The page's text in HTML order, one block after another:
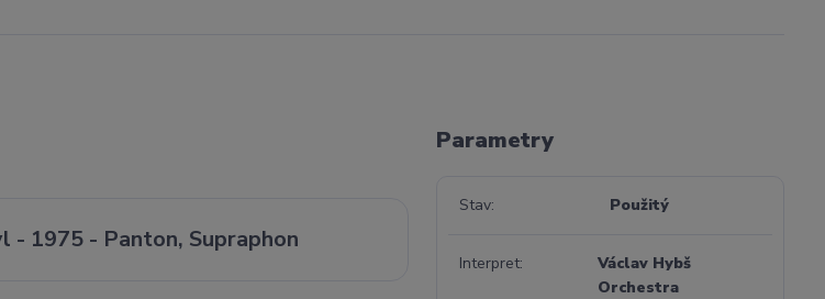
- 1975 - Panton, Supraphon
Parametry
Stav Použitý
Interpret
Václav Hybš
Orchestra